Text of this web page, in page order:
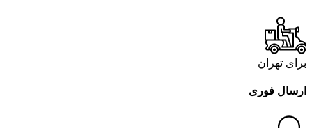
برای تهران
ارسال فوری